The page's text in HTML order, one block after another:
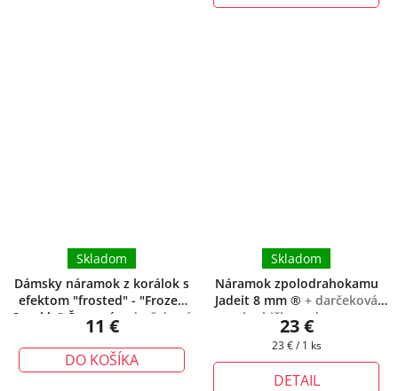
Dámsky náramok z korálok s
efektom "frosted" - "Frozen
Sparkle" Červený+ darčeková
krabička zadarmo
Skladom
11 €
DO KOŠÍKA
Náramok zpolodrahokamu
Jadeit 8 mm ® + darčeková
krabička zadarmo
Skladom
23 €
Jednotková
23 € / 1 ks
DETAIL